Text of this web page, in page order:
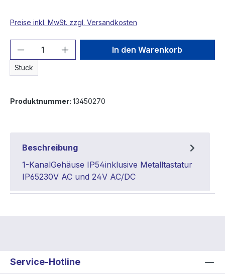
Preise inkl. MwSt. zzgl. Versandkosten
Produkt Anzahl: Gib den
Stück
In den Warenkorb
Produktnummer: 13450270
Beschreibung
1-KanalGehäuse IP54inklusive Metalltastatur
IP65230V AC und 24V AC/DC
Service-Hotline